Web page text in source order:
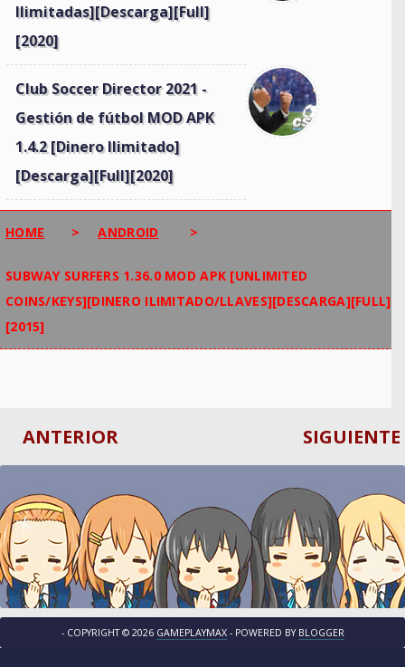
Ilimitadas][Descarga][Full]
[2020]
Club Soccer Director 2021 -
Gestión de fútbol MOD APK
1.4.2 [Dinero Ilimitado]
[Descarga][Full][2020]
HOME > ANDROID >
SUBWAY SURFERS 1.36.0 MOD APK [UNLIMITED
COINS/KEYS][DINERO ILIMITADO/LLAVES][DESCARGA][FULL]
[2015]
SIGUIENTE
ANTERIOR
- COPYRIGHT © 2026 GAMEPLAYMAX- POWERED BY BLOGGER